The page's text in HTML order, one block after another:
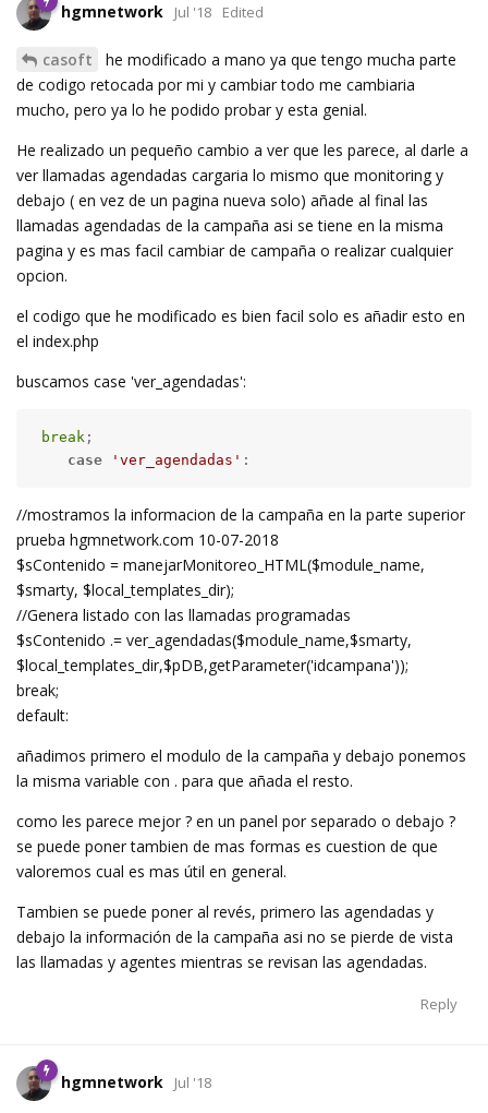
hgmnetwork Jul '18 Edited
casoft
he modificado a mano ya que tengo mucha parte
de codigo retocada por mi y cambiar todo me cambiaria
mucho, pero ya lo he podido probar y esta genial.
He realizado un pequeño cambio a ver que les parece, al darle a
ver llamadas agendadas cargaria lo mismo que monitoring y
debajo ( en vez de un pagina nueva solo) añade al final las
llamadas agendadas de la campaña asi se tiene en la misma
pagina y es mas facil cambiar de campaña o realizar cualquier
opcion.
el codigo que he modificado es bien facil solo es añadir esto en
el index.php
buscamos case 'ver_agendadas':
break ;
case
'ver_agendadas' :
//mostramos la informacion de la campaña en la parte superior
prueba hgmnetwork.com 10-07-2018
$sContenido = manejarMonitoreo_HTML($module_name,
$smarty, $local_templates_dir);
//Genera listado con las llamadas programadas
$sContenido .= ver_agendadas($module_name,$smarty,
$local_templates_dir,$pDB,getParameter('idcampana'));
break;
default:
añadimos primero el modulo de la campaña y debajo ponemos
la misma variable con . para que añada el resto.
como les parece mejor ? en un panel por separado o debajo ?
se puede poner tambien de mas formas es cuestion de que
valoremos cual es mas útil en general.
Tambien se puede poner al revés, primero las agendadas y
debajo la información de la campaña asi no se pierde de vista
las llamadas y agentes mientras se revisan las agendadas.
Reply
hgmnetwork Jul '18